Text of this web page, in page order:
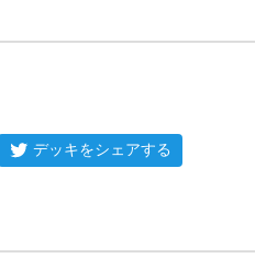
デッキをシェアする